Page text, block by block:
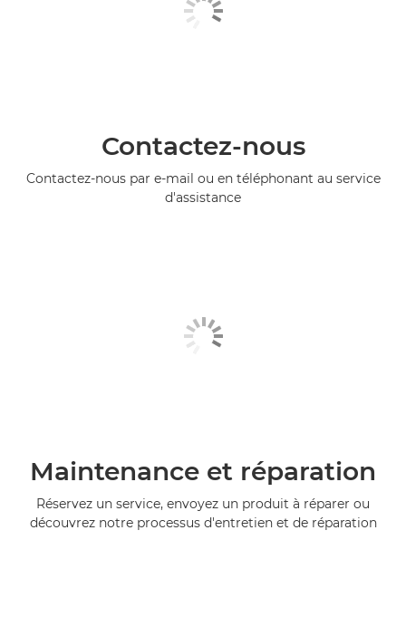
Contactez-nous
Contactez-nous par e-mail ou en téléphonant au service
d'assistance
Maintenance et réparation
Réservez un service, envoyez un produit à réparer ou
découvrez notre processus d'entretien et de réparation